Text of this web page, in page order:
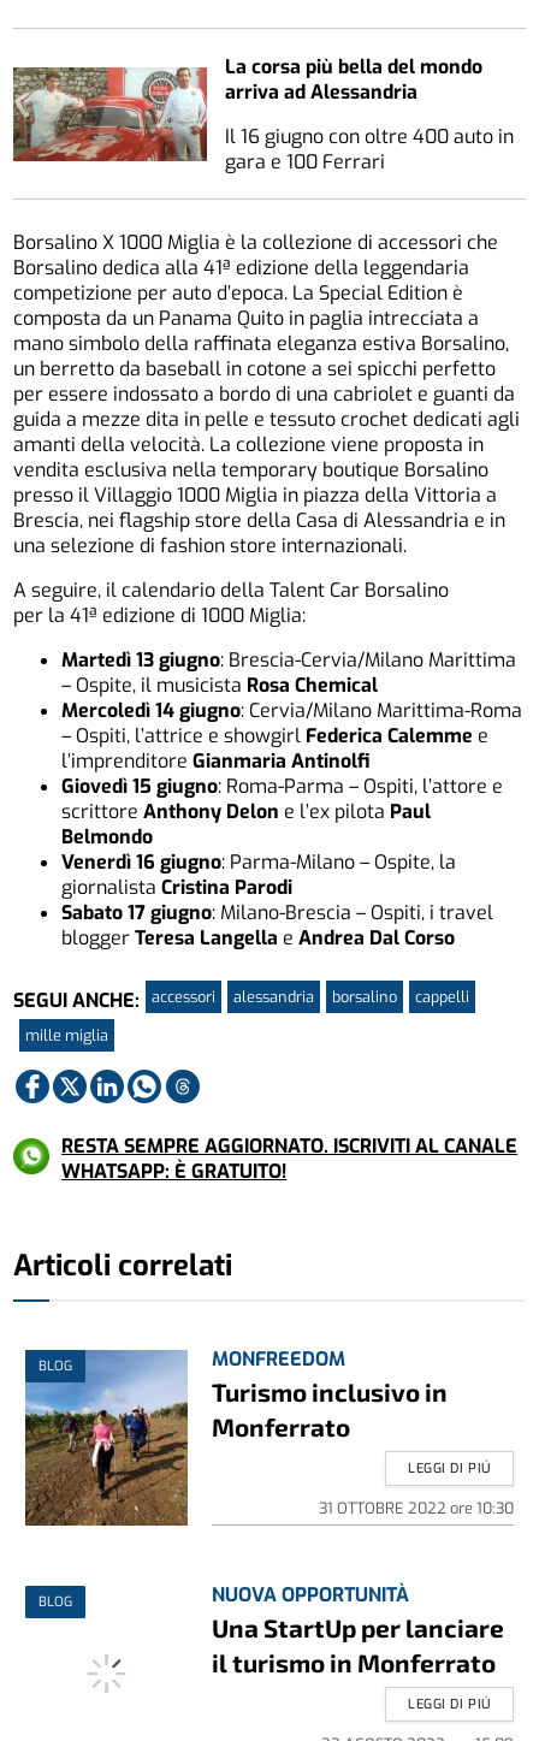
La corsa più bella del mondo
arriva ad Alessandria
Il 16 giugno con oltre 400 auto in
gara e 100 Ferrari
Borsalino X 1000 Miglia è la collezione di accessori che
Borsalino dedica alla 41ª edizione della leggendaria
competizione per auto d’epoca. La Special Edition è
composta da un Panama Quito in paglia intrecciata a
mano simbolo della raffinata eleganza estiva Borsalino,
un berretto da baseball in cotone a sei spicchi perfetto
per essere indossato a bordo di una cabriolet e guanti da
guida a mezze dita in pelle e tessuto crochet dedicati agli
amanti della velocità. La collezione viene proposta in
vendita esclusiva nella temporary boutique Borsalino
presso il Villaggio 1000 Miglia in piazza della Vittoria a
Brescia, nei flagship store della Casa di Alessandria e in
una selezione di fashion store internazionali.
A seguire, il calendario della Talent Car Borsalino
per la 41ª edizione di 1000 Miglia:
Martedì 13 giugno: Brescia-Cervia/Milano Marittima
– Ospite, il musicista Rosa Chemical
Mercoledì 14 giugno: Cervia/Milano Marittima-Roma
– Ospiti, l’attrice e showgirl Federica Calemme e
l’imprenditoreGianmaria Antinolfi
Giovedì 15 giugno: Roma-Parma – Ospiti, l’attore e
scrittoreAnthony Delon e l’ex pilota Paul
Belmondo
Venerdì 16 giugno: Parma-Milano – Ospite, la
giornalistaCristina Parodi
Sabato 17 giugno: Milano-Brescia – Ospiti, i travel
bloggerTeresa Langella eAndrea Dal Corso
SEGUI ANCHE: accessori alessandria borsalino
cappelli
mille miglia
RESTA SEMPRE AGGIORNATO. ISCRIVITI AL CANALE
WHATSAPP: È GRATUITO!
Articoli correlati
BLOG MONFREEDOM
Turismo inclusivo in
Monferrato
31 OTTOBRE 2022 ore 10:30
LEGGI DI PIÚ
BLOG NUOVA OPPORTUNITÀ
Una StartUp per lanciare
il turismo in Monferrato
LEGGI DI PIÚ